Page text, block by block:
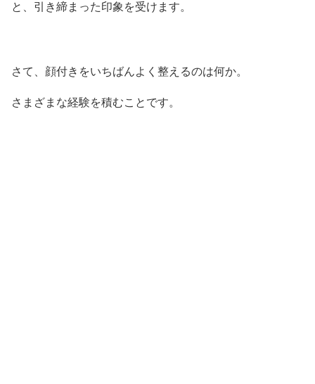
と、引き締まった印象を受けます。
さて、顔付きをいちばんよく整えるのは何か。
さまざまな経験を積むことです。